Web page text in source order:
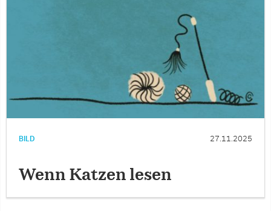
BILD 27.11.2025
Wenn Katzen lesen